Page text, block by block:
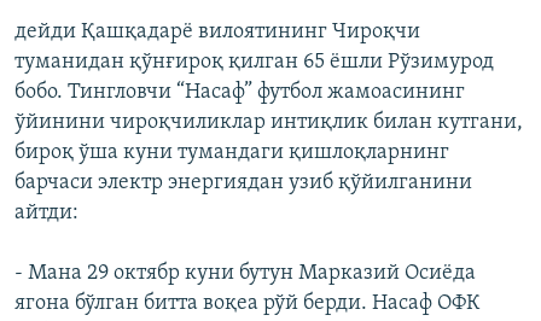
дейди Қашқадарё вилоятининг Чироқчи
туманидан қўнғироқ қилган 65 ёшли Рўзимурод
бобо. Тингловчи “Насаф” футбол жамоасининг
ўйинини чироқчиликлар интиқлик билан кутгани,
бироқ ўша куни тумандаги қишлоқларнинг
барчаси электр энергиядан узиб қўйилганини
айтди:
- Мана 29 октябр куни бутун Марказий Осиëда
ягона бўлган битта воқеа рўй берди. Насаф ОФК